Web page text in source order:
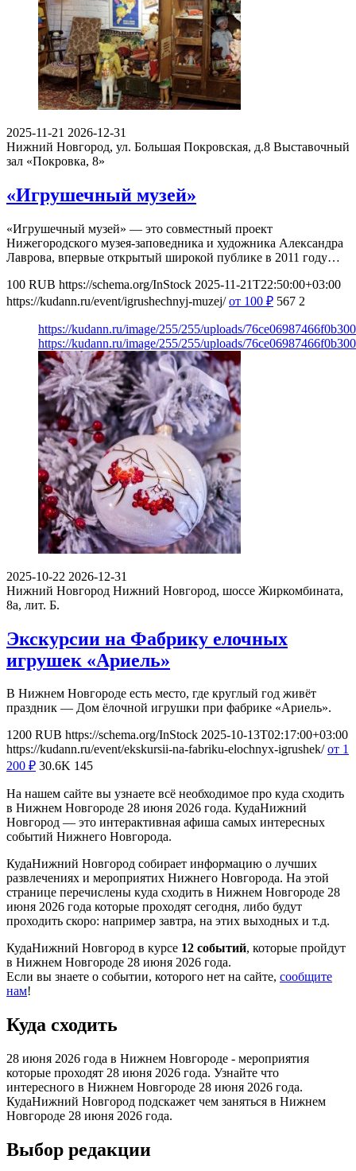
2025-11-21 2026-12-31
Нижний Новгород, ул. Большая Покровская, д.8 Выставочный
зал «Покровка, 8»
«Игрушечный музей»
«Игрушечный музей» — это совместный проект
Нижегородского музея-заповедника и художника Александра
Лаврова, впервые открытый широкой публике в 2011 году…
100 RUB https://schema.org/InStock 2025-11-21T22:50:00+03:00
https://kudann.ru/event/igrushechnyj-muzej/ от 100 ₽ 567 2
https://kudann.ru/image/255/255/uploads/
https://kudann.ru/image/255/255/uploads/
2025-10-22 2026-12-31
Нижний Новгород Нижний Новгород, шоссе Жиркомбината,
8а, лит. Б.
Экскурсии на Фабрику елочных
игрушек «Ариель»
В Нижнем Новгороде есть место, где круглый год живёт
праздник — Дом ёлочной игрушки при фабрике «Ариель».
1200 RUB https://schema.org/InStock 2025-10-13T02:17:00+03:00
https://kudann.ru/event/ekskursii-na-fabriku-elochnyx-igrushek/ от 1
200 ₽ 30.6K 145
На нашем сайте вы узнаете всё необходимое про куда сходить
в Нижнем Новгороде 28 июня 2026 года. КудаНижний
Новгород — это интерактивная афиша самых интересных
событий Нижнего Новгорода.
КудаНижний Новгород собирает информацию о лучших
развлечениях и мероприятих Нижнего Новгорода. На этой
странице перечислены куда сходить в Нижнем Новгороде 28
июня 2026 года которые проходят сегодня, либо будут
проходить скоро: например завтра, на этих выходных и т.д.
КудаНижний Новгород в курсе 12 событий, которые пройдут
в Нижнем Новгороде 28 июня 2026 года.
Если вы знаете о событии, которого нет на сайте, сообщите
нам!
Куда сходить
28 июня 2026 года в Нижнем Новгороде - мероприятия
которые проходят 28 июня 2026 года. Узнайте что
интересного в Нижнем Новгороде 28 июня 2026 года.
КудаНижний Новгород подскажет чем заняться в Нижнем
Новгороде 28 июня 2026 года.
Выбор редакции